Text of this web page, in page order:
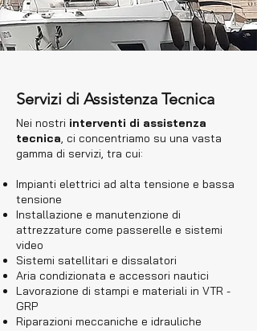
Nei nostri interventi di assistenza
tecnica, ci concentriamo su una vasta
gamma di servizi, tra cui:
Impianti elettrici ad alta tensione e bassa
tensione
Installazione e manutenzione di
attrezzature come passerelle e sistemi
video
Sistemi satellitari e dissalatori
Aria condizionata e accessori nautici
Lavorazione di stampi e materiali in VTR -
GRP
Riparazioni meccaniche e idrauliche
Servizi di Assistenza Tecnica